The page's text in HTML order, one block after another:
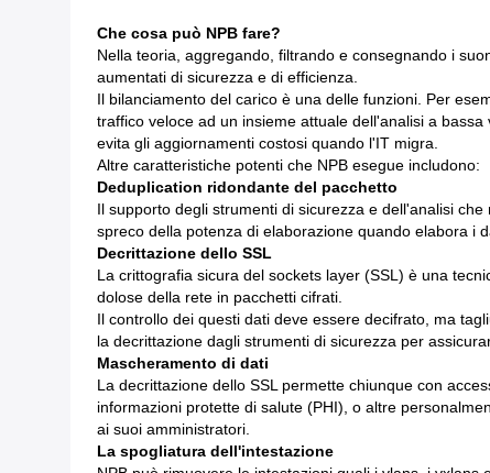
Che cosa può NPB fare?
Nella teoria, aggregando, filtrando e consegnando i
aumentati di sicurezza e di efficienza.
Il bilanciamento del carico è una delle funzioni. Per
traffico veloce ad un insieme attuale dell'analisi a
evita gli aggiornamenti costosi quando l'IT migra.
Altre caratteristiche potenti che NPB esegue includono:
Deduplication ridondante del pacchetto
Il supporto degli strumenti di sicurezza e dell'analisi
spreco della potenza di elaborazione quando elabora i
Decrittazione dello SSL
La crittografia sicura del sockets layer (SSL) è una
dolose della rete in pacchetti cifrati.
Il controllo dei questi dati deve essere decifrato, ma
la decrittazione dagli strumenti di sicurezza per
Mascheramento di dati
La decrittazione dello SSL permette chiunque con
informazioni protette di salute (PHI), o altre
ai suoi amministratori.
La spogliatura dell'intestazione